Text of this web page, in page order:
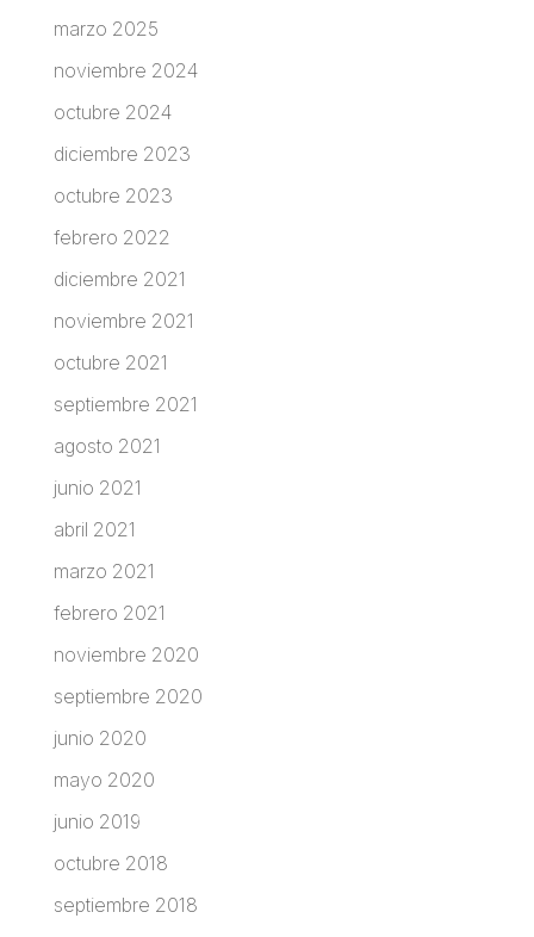
marzo 2025
noviembre 2024
octubre 2024
diciembre 2023
octubre 2023
febrero 2022
diciembre 2021
noviembre 2021
octubre 2021
septiembre 2021
agosto 2021
junio 2021
abril 2021
marzo 2021
febrero 2021
noviembre 2020
septiembre 2020
junio 2020
mayo 2020
junio 2019
octubre 2018
septiembre 2018